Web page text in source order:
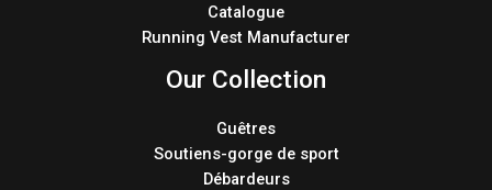
Catalogue
Running Vest Manufacturer
Our Collection
Guêtres
Soutiens-gorge de sport
Débardeurs